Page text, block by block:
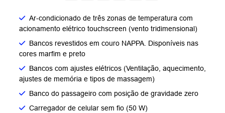
Ar-condicionado de três zonas de temperatura com
acionamento elétrico touchscreen (vento tridimensional)
Bancos revestidos em couro NAPPA. Disponíveis nas
cores marfim e preto
Bancos com ajustes elétricos (Ventilação, aquecimento,
ajustes de memória e tipos de massagem)
Banco do passageiro com posição de gravidade zero
Carregador de celular sem fio (50 W)